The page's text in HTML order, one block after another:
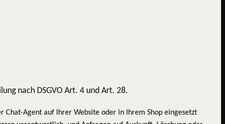
nach DSGVO Art. 4 und Art. 28.
Chat-Agent auf Ihrer Website oder in Ihrem Shop eingesetzt